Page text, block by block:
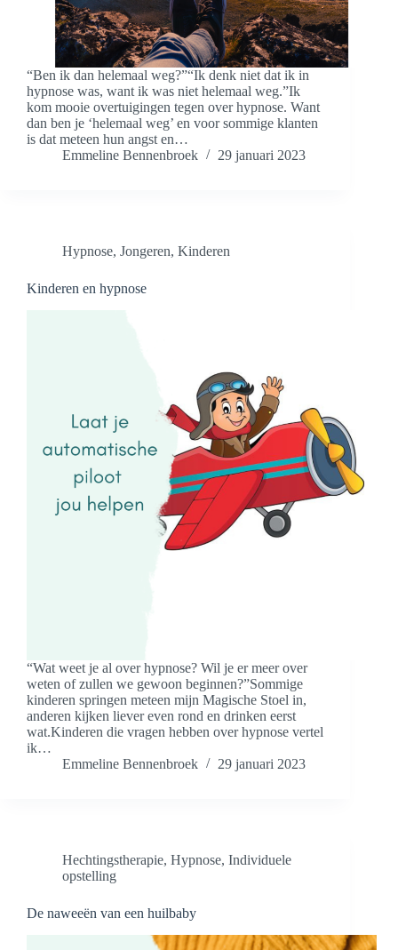
“Ben ik dan helemaal weg?”“Ik denk niet dat ik in
hypnose was, want ik was niet helemaal weg.”Ik
kom mooie overtuigingen tegen over hypnose. Want
dan ben je ‘helemaal weg’ en voor sommige klanten
is dat meteen hun angst en…
Emmeline Bennenbroek
29 januari 2023
Hypnose, Jongeren, Kinderen
Kinderen en hypnose
“Wat weet je al over hypnose? Wil je er meer over
weten of zullen we gewoon beginnen?”Sommige
kinderen springen meteen mijn Magische Stoel in,
anderen kijken liever even rond en drinken eerst
wat.Kinderen die vragen hebben over hypnose vertel
ik…
Emmeline Bennenbroek
29 januari 2023
Hechtingstherapie, Hypnose, Individuele
opstelling
De naweeën van een huilbaby